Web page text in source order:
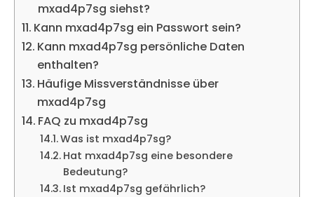
mxad4p7sg siehst?
Kann mxad4p7sg ein Passwort sein?
Kann mxad4p7sg persönliche Daten
enthalten?
Häufige Missverständnisse über
mxad4p7sg
FAQ zu mxad4p7sg
Was ist mxad4p7sg?
Hat mxad4p7sg eine besondere
Bedeutung?
Ist mxad4p7sg gefährlich?